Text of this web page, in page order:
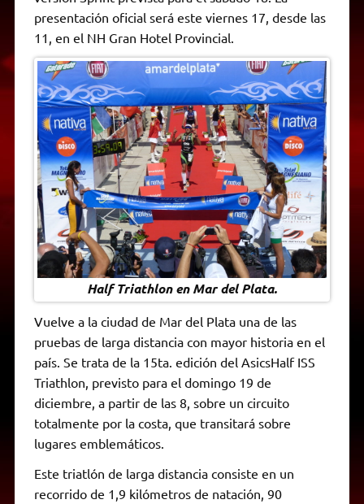
p
p
a
m
e
r
o
k
n
g
e
n
k
F
r
i
n
d
l
y
presentación oficial será este viernes 17, desde las
11, en el NH Gran Hotel Provincial.
Half Triathlon en Mar del Plata.
Vuelve a la ciudad de Mar del Plata una de las
pruebas de larga distancia con mayor historia en el
país. Se trata de la 15ta. edición del AsicsHalf ISS
Triathlon, previsto para el domingo 19 de
diciembre, a partir de las 8, sobre un circuito
totalmente por la costa, que transitará sobre
lugares emblemáticos.
Este triatlón de larga distancia consiste en un
recorrido de 1,9 kilómetros de natación, 90